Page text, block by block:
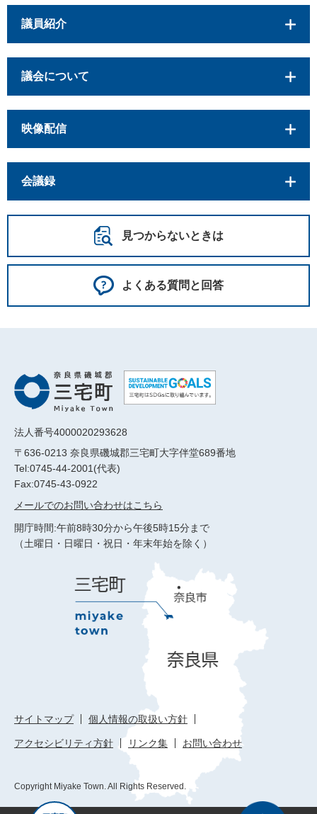
議員紹介
議会について
映像配信
会議録
見つからないときは
よくある質問と回答
法人番号4000020293628
〒636-0213 奈良県磯城郡三宅町大字伴堂689番地
Tel:0745-44-2001(代表)
Fax:0745-43-0922
メールでのお問い合わせはこちら
開庁時間:午前8時30分から午後5時15分まで
（土曜日・日曜日・祝日・年末年始を除く）
サイトマップ 個人情報の取扱い方針
アクセシビリティ方針 リンク集 お問い合わせ
Copyright Miyake Town. All Rights Reserved.